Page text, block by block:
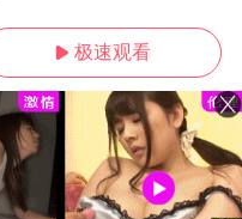
 极速观看